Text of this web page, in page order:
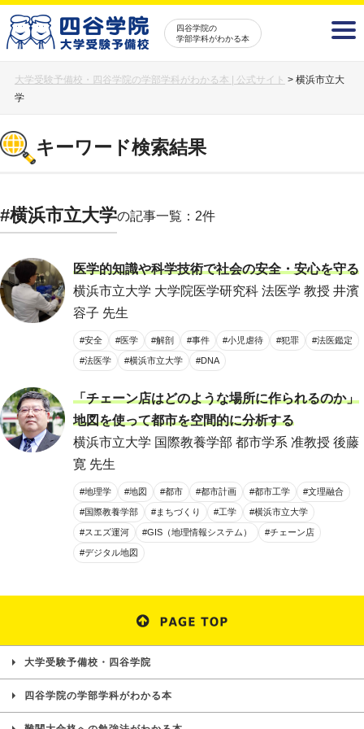
四谷学院の
学部学科がわかる本
大学受験予備校・四谷学院の学部学科がわかる本 | 公式サイト > 横浜市立大
学
キーワード検索結果
#横浜市立大学の記事一覧：2件
医学的知識や科学技術で社会の安全・安心を守る
横浜市立大学 大学院医学研究科 法医学 教授 井濱
容子 先生
#安全 #医学 #解剖 #事件 #小児虐待 #犯罪 #法医鑑定
#法医学 #横浜市立大学 #DNA
「チェーン店はどのような場所に作られるのか」
地図を使って都市を空間的に分析する
横浜市立大学 国際教養学部 都市学系 准教授 後藤
寛 先生
#地理学 #地図 #都市 #都市計画 #都市工学 #文理融合
#国際教養学部 #まちづくり #工学 #横浜市立大学
#スエズ運河 #GIS（地理情報システム） #チェーン店
#デジタル地図
大学受験予備校・四谷学院
四谷学院の学部学科がわかる本